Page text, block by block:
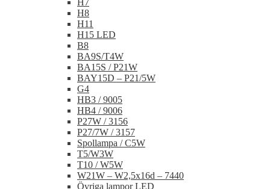
H7
H8
H11
H15 LED
B8
BA9S/T4W
BA15S / P21W
BAY15D – P21/5W
G4
HB3 / 9005
HB4 / 9006
P27W / 3156
P27/7W / 3157
Spollampa / C5W
T5/W3W
T10 / W5W
W21W – W2,5x16d – 7440
Övriga lampor LED